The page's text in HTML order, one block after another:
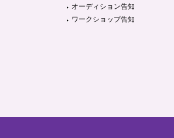
オーディション告知
ワークショップ告知